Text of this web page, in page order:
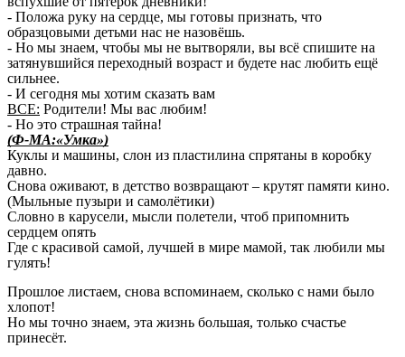
- Положа руку на сердце, мы готовы признать, что
образцовыми детьми нас не назовёшь.
- Но мы знаем, чтобы мы не вытворяли, вы всё спишите на
затянувшийся переходный возраст и будете нас любить ещё
сильнее.
- И сегодня мы хотим сказать вам
ВСЕ: Родители! Мы вас любим!
- Но это страшная тайна!
(Ф-МА:«Умка»)
Куклы и машины, слон из пластилина спрятаны в коробку
давно.
Снова оживают, в детство возвращают – крутят памяти кино.
(Мыльные пузыри и самолётики)
Словно в карусели, мысли полетели, чтоб припомнить
сердцем опять
Где с красивой самой, лучшей в мире мамой, так любили мы
гулять!
Прошлое листаем, снова вспоминаем, сколько с нами было
хлопот!
Но мы точно знаем, эта жизнь большая, только счастье
принесёт.